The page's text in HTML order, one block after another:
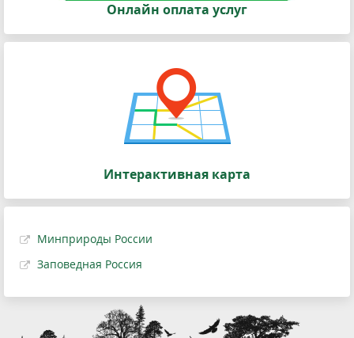
Онлайн оплата услуг
Интерактивная карта
Минприроды России
Заповедная Россия